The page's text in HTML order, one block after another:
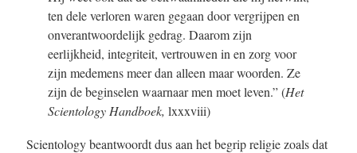
ten dele verloren waren gegaan door vergrijpen en
onverantwoordelijk gedrag. Daarom zijn
eerlijkheid, integriteit, vertrouwen in en zorg voor
zijn medemens meer dan alleen maar woorden. Ze
zijn de beginselen waarnaar men moet leven.” (Het
Scientology Handboek, lxxxviii)
Scientology beantwoordt dus aan het begrip religie zoals dat